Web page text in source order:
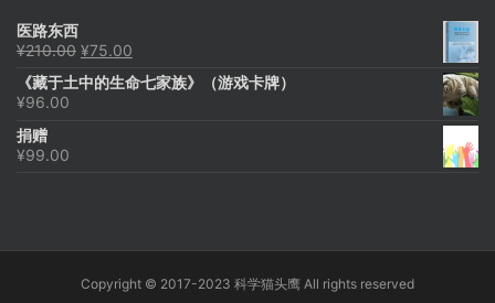
医路东西
¥210.00 原
为：
¥75.00
价
《藏于土中的生命七家族》（游戏卡牌）
¥96.00
捐赠
¥99.00
Copyright © 2017-2023 科学猫头鹰 All rights reserved